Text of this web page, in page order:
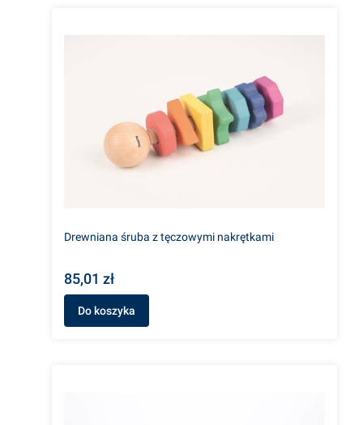
Drewniana śruba z tęczowymi nakrętkami
85,01 zł
Do koszyka